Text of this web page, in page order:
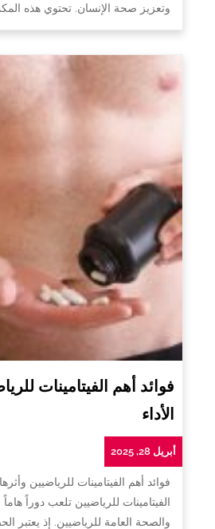
وتعزيز صحة الإنسان. تحتوي هذه
فوائد أهم الفيتامينات
الأداء
أبريل 28, 2025
فوائد أهم الفيتامينات للرياضيين
الفيتامينات للرياضيين تلعب دوراً
والصحة العامة للرياضيين. إذ يعتبر